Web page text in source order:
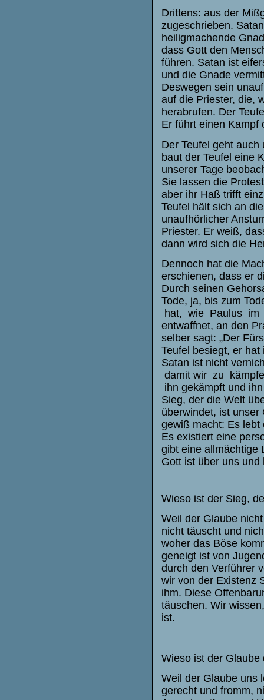
Drittens: aus der
zugeschrieben.
heiligmachende
dass Gott den
führen. Satan ist
und die Gnade
Deswegen sein
auf die Priester, die,
herabrufen. Der
Er führt einen Kampf
Der Teufel geht
baut der Teufel eine
unserer Tage
Sie lassen die
aber ihr Haß trifft
Teufel hält sich an
unaufhörlicher
Priester. Er weiß,
dann wird sich die
Dennoch hat die
erschienen, dass er
Durch seinen
Tode, ja, bis zum
hat, wie Paulus im
entwaffnet, an den
selber sagt: „Der
Teufel besiegt, er
Satan ist nicht
damit wir zu
ihn gekämpft und
Sieg, der die Welt
überwindet, ist unser
gewiß macht: Es lebt
Es existiert eine
gibt eine allmächtige
Gott ist über uns und
Wieso ist der Sieg,
Weil der Glaube
nicht täuscht und
woher das Böse
geneigt ist von
durch den Verführer
wir von der Existenz
ihm. Diese
täuschen. Wir
ist.
Wieso ist der
Weil der Glaube uns
gerecht und fromm,